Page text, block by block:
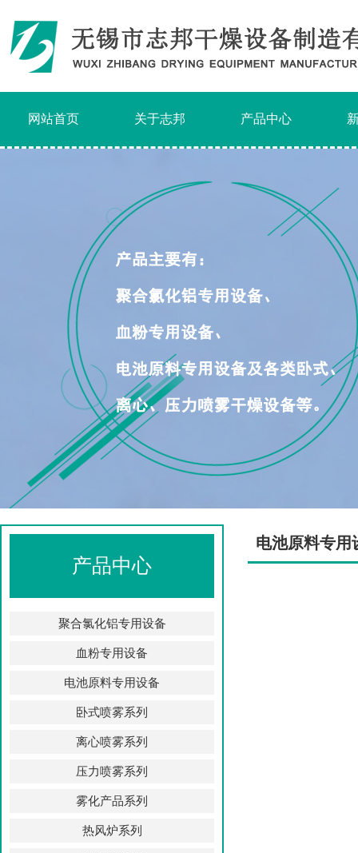
网站首页 关于志邦 产品中心
产品中心
聚合氯化铝专用设备
血粉专用设备
电池原料专用设备
卧式喷雾系列
离心喷雾系列
压力喷雾系列
雾化产品系列
热风炉系列
电池原料专用